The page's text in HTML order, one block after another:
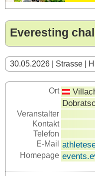
Everesting
30.05.2026 | Strasse |
Ort
Veranstalter
Kontakt
Telefon
E-Mail
Homepage